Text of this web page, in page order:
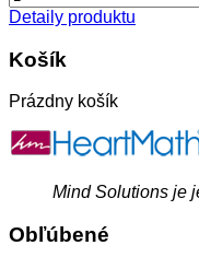
Detaily produktu
Košík
Prázdny košík
Mind Solutions je
Obľúbené